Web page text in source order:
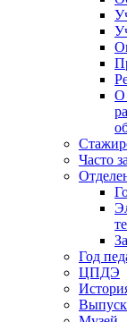
О
Часто
Год
ЦПДЭ